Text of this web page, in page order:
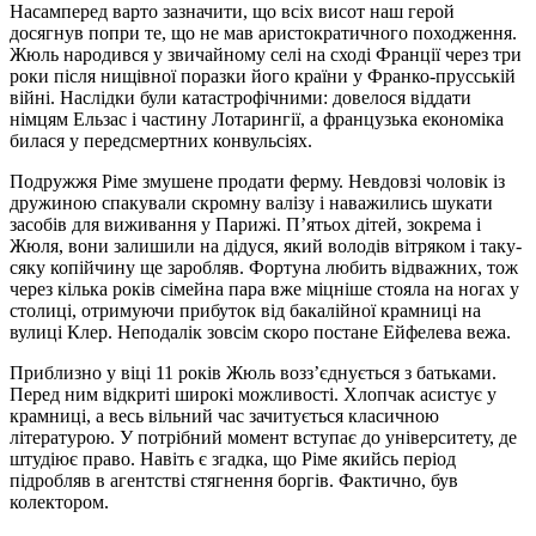
Насамперед варто зазначити, що всіх висот наш герой
досягнув попри те, що не мав аристократичного походження.
Жюль народився у звичайному селі на сході Франції через три
роки після нищівної поразки його країни у Франко-прусській
війні. Наслідки були катастрофічними: довелося віддати
німцям Ельзас і частину Лотарингії, а французька економіка
билася у передсмертних конвульсіях.
Подружжя Ріме змушене продати ферму. Невдовзі чоловік із
дружиною спакували скромну валізу і наважились шукати
засобів для виживання у Парижі. П’ятьох дітей, зокрема і
Жюля, вони залишили на дідуся, який володів вітряком і таку-
сяку копійчину ще заробляв. Фортуна любить відважних, тож
через кілька років сімейна пара вже міцніше стояла на ногах у
столиці, отримуючи прибуток від бакалійної крамниці на
вулиці Клер. Неподалік зовсім скоро постане Ейфелева вежа.
Приблизно у віці 11 років Жюль возз’єднується з батьками.
Перед ним відкриті широкі можливості. Хлопчак асистує у
крамниці, а весь вільний час зачитується класичною
літературою. У потрібний момент вступає до університету, де
штудіює право. Навіть є згадка, що Ріме якийсь період
підробляв в агентстві стягнення боргів. Фактично, був
колектором.